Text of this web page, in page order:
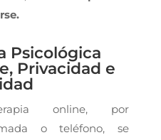
Psicológica
Privacidad e
online, por
o teléfono, se